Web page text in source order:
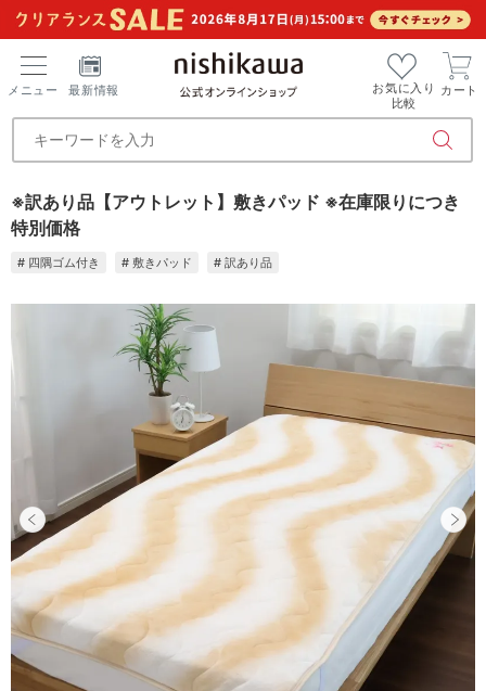
メニュー 最新情報
お気に入り
比較
カート
※訳あり品【アウトレット】敷きパッド ※在庫限りにつき
特別価格
# 四隅ゴム付き # 敷きパッド # 訳あり品